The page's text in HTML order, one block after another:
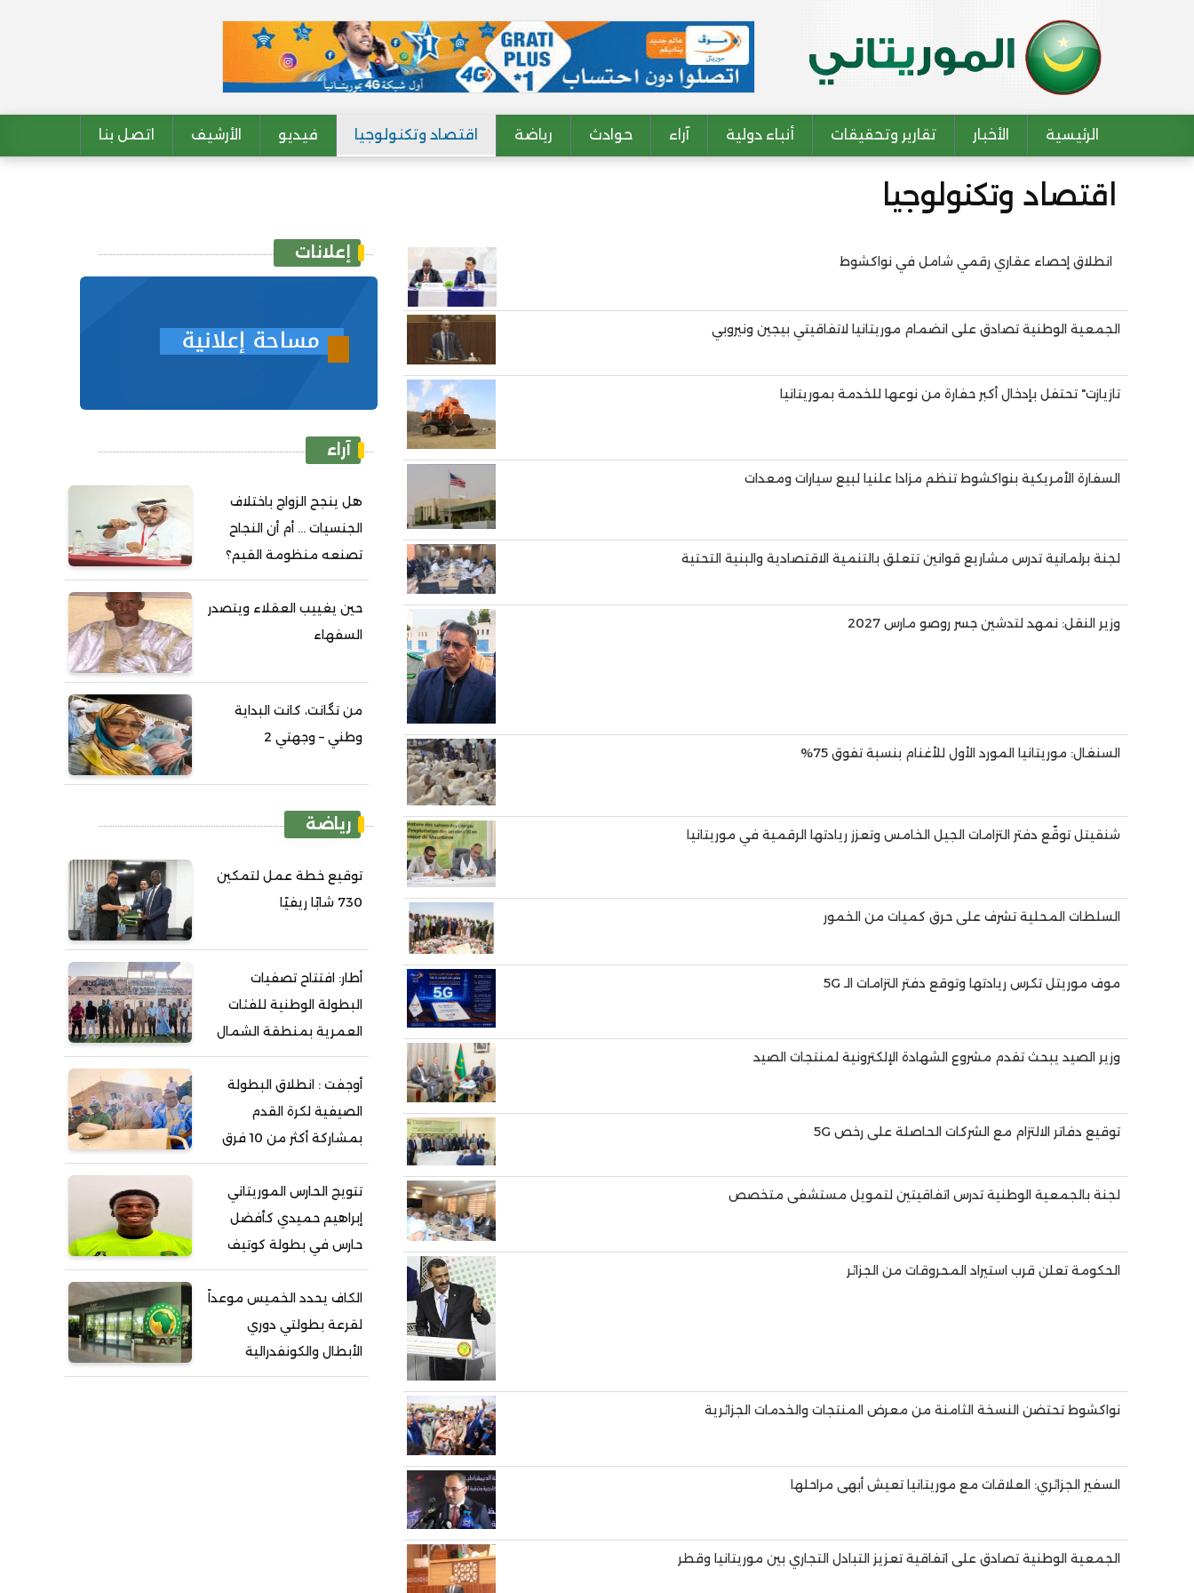
Main navigation
الرئيسية الأخبار تقارير وتحقيقات أنباء دولية آراء حوادث رياضة اقتصاد وتكنولوجيا فيديو الأرشيف اتصل بنا
اقتصاد وتكنولوجيا
انطلاق إحصاء عقاري رقمي شامل في نواكشوط
الجمعية الوطنية تصادق على انضمام موريتانيا لاتفاقيتي بيجين ونيروبي
تازيازت" تحتفل بإدخال أكبر حفارة من نوعها للخدمة بموريتانيا
السفارة الأمريكية بنواكشوط تنظم مزادا علنيا لبيع سيارات ومعدات
لجنة برلمانية تدرس مشاريع قوانين تتعلق بالتنمية الاقتصادية والبنية التحتية
وزير النقل: نمهد لتدشين جسر روصو مارس 2027
السنغال: موريتانيا المورد الأول للأغنام بنسبة تفوق 75%
شنقيتل توقّع دفتر التزامات الجيل الخامس وتعزز ريادتها الرقمية في موريتانيا
السلطات المحلية تشرف على حرق كميات من الخمور
موف موريتل تكرس ريادتها وتوقع دفتر التزامات الـ 5G
وزير الصيد يبحث تقدم مشروع الشهادة الإلكترونية لمنتجات الصيد
توقيع دفاتر الالتزام مع الشركات الحاصلة على رخص 5G
لجنة بالجمعية الوطنية تدرس اتفاقيتين لتمويل مستشفى متخصص
الحكومة تعلن قرب استيراد المحروقات من الجزائر
نواكشوط تحتضن النسخة الثامنة من معرض المنتجات والخدمات الجزائرية
السفير الجزائري: العلاقات مع موريتانيا تعيش أبهى مراحلها
الجمعية الوطنية تصادق على اتفاقية تعزيز التبادل التجاري بين موريتانيا وقطر
Pagination
إعلانات
آراء
هل ينجح الزواج باختلاف
الجنسيات ... أم أن النجاح
تصنعه منظومة القيم؟
حين يغييب العقلاء ويتصدر
السفهاء
من تگانت، كانت البداية
وطني – وجهتي 2
رياضة
توقيع خطة عمل لتمكين
730 شابًا ريفيًا
أطار: افتتاح تصفيات
البطولة الوطنية للفئات
العمرية بمنطقة الشمال
أوجفت : انطلاق البطولة
الصيفية لكرة القدم
بمشاركة أكثر من 10 فرق
تتويج الحارس الموريتاني
إبراهيم حميدي كأفضل
حارس في بطولة كوتيف
الكاف يحدد الخميس موعداً
لقرعة بطولتي دوري
الأبطال والكونفدرالية